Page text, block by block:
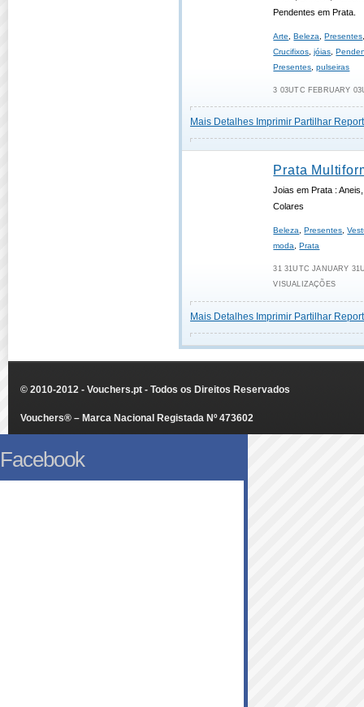
Pendentes em Prata.
Arte ,Beleza ,Presentes
Crucifixos ,jóias ,
Presentes ,pulseiras
3 03UTC FEBRUARY
Mais Detalhes Imprimir Partilhar
Prata
Joias em Prata :
Colares
Beleza ,Presentes ,
moda
,Prata
31 31UTC JANUARY
VISUALIZAÇÕES
Mais Detalhes Imprimir Partilhar
© 2010-2012 - Vouchers.pt - Todos os Direitos Reservados
Vouchers® – Marca Nacional Registada Nº 473602
Facebook